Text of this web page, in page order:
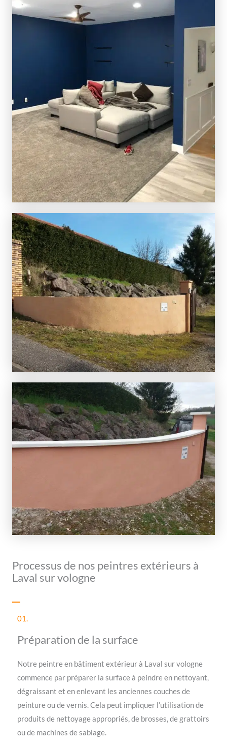
Processus de nos peintres extérieurs à
Laval sur vologne
01.
Préparation de la surface
Notre peintre en bâtiment extérieur à Laval sur vologne
commence par préparer la surface à peindre en nettoyant,
dégraissant et en enlevant les anciennes couches de
peinture ou de vernis. Cela peut impliquer l’utilisation de
produits de nettoyage appropriés, de brosses, de grattoirs
ou de machines de sablage.